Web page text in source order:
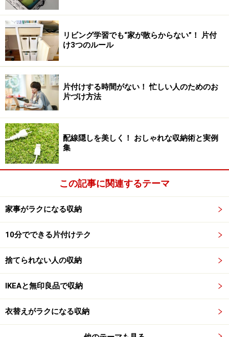
す。またバスケットを吊るせば、シャンプーや入浴剤、
子どものおもちゃなど入浴アイテムを収納できます。手
桶と洗面器もフックに引っ掛ければ、床置きにしなくて
済み、歯ブラシやコップ、シェーバー用の吸盤フックを
使えば、洗面台も片付きます。
カビ菌が繁殖するなど悩ましい入浴後に、湿気を取り除
いたり拭き取ったりするのは手間がかかって面倒。それ
ならば、そもそも床や棚にモノを置くことをやめるのが
正解です。
”頻繁にサッと使うモノ”は浮かせる収納で
スタンバイ
つっぱり棒などを設置すれば、空間を収納に利用できる
毎日のように繰り返し使うモノまで、戸棚に収納する必
要はありません。必要になったらその場を離れることな
く、サッと手に取って、終わったらパッと戻せる方法に
するのが正解。それには浮かせる収納が最適です。
リビング学習でも“家が散らからない”！ 片付
け3つのルール
片付けする時間がない！ 忙しい人のためのお
片づけ方法
配線隠しを美しく！ おしゃれな収納術と実例
集
この記事に関連するテーマ
家事がラクになる収納
10分でできる片付けテク
捨てられない人の収納
IKEAと無印良品で収納
衣替えがラクになる収納